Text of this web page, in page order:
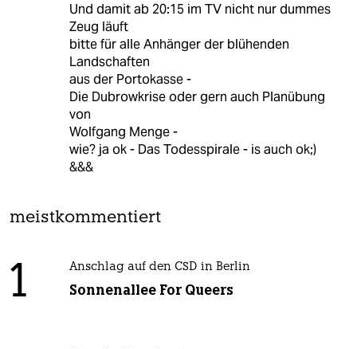
Und damit ab 20:15 im TV nicht nur dummes
Zeug läuft
bitte für alle Anhänger der blühenden
Landschaften
aus der Portokasse -
Die Dubrowkrise oder gern auch Planübung
von
Wolfgang Menge -
wie? ja ok - Das Todesspirale - is auch ok;)
&&&
meistkommentiert
1 Anschlag auf den CSD in Berlin
Sonnenallee For Queers